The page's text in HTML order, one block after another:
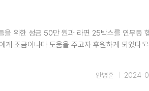
을 위한 성금 50만 원과 라면 25박스를 연무동
조금이나마 도움을 주고자 후원하게 되었다"
2024-
안병훈